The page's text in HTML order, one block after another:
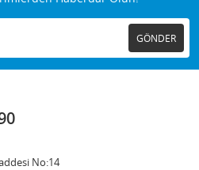
GÖNDER
No:14